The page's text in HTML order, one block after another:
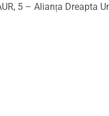
5 – Alianța Dreapta